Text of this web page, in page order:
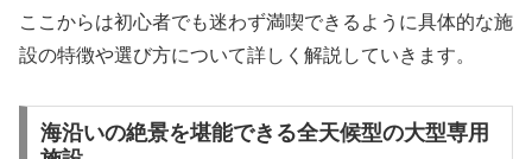
ここからは初心者でも迷わず満喫できるように具体的な施
設の特徴や選び方について詳しく解説していきます。
海沿いの絶景を堪能できる全天候型の大型専用